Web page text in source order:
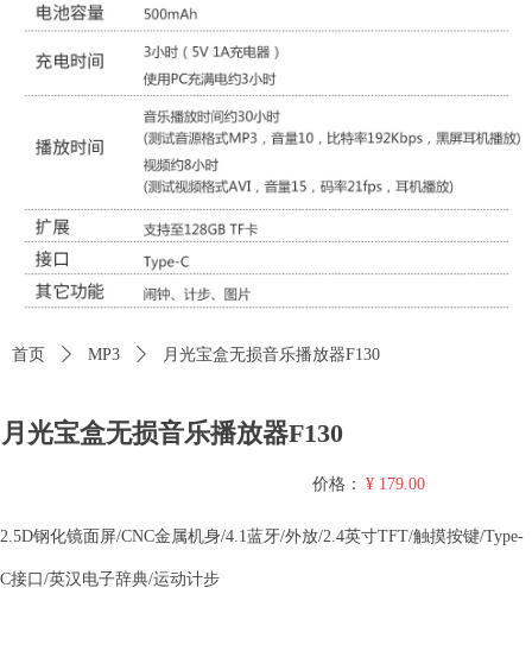
月光宝盒无损音乐播放器F130
2.5D钢化镜面屏/CNC金属机身/4.1蓝牙/外放/2.4英寸TFT/触摸按键/Type-
C接口/英汉电子辞典/运动计步
首页 ꄲ MP3 ꄲ 月光宝盒无损音乐播放器F130
价格： ¥ 179.00